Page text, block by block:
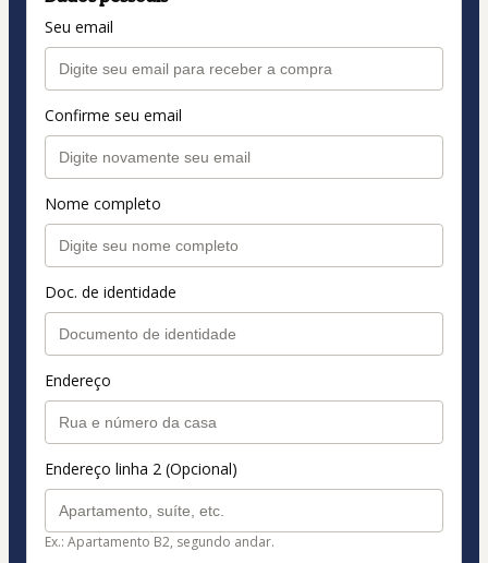
Seu email
Confirme seu email
Nome completo
Doc. de identidade
Endereço
Endereço linha 2 (Opcional)
Ex.: Apartamento B2, segundo andar.